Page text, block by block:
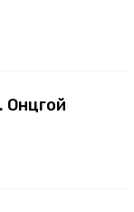
Онцгой